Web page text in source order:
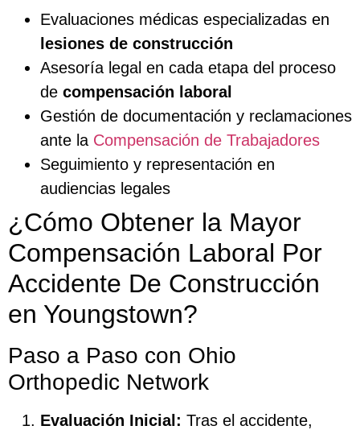
Evaluaciones médicas especializadas en
lesiones de construcción
Asesoría legal en cada etapa del proceso
de compensación laboral
Gestión de documentación y reclamaciones
ante la Compensación de Trabajadores
Seguimiento y representación en
audiencias legales
¿Cómo Obtener la Mayor
Compensación Laboral Por
Accidente De Construcción
en Youngstown?
Paso a Paso con Ohio
Orthopedic Network
Evaluación Inicial: Tras el accidente,